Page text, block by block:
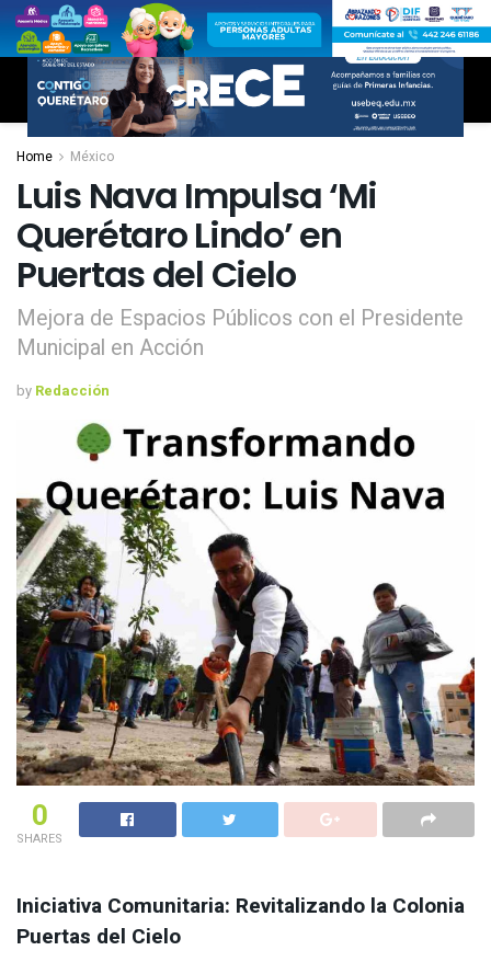
Home México
Luis Nava Impulsa ‘Mi
Querétaro Lindo’ en
Puertas del Cielo
Mejora de Espacios Públicos con el Presidente
Municipal en Acción
by Redacción
0
SHARES
Iniciativa Comunitaria: Revitalizando la Colonia
Puertas del Cielo